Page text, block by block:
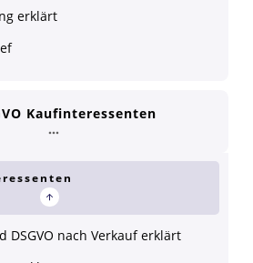
erklärt
Kaufinteressenten
DSGVO nach Verkauf erklärt